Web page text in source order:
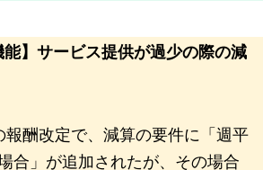
能】サービス提供が過少の際の減
酬改定で、減算の要件に「週平
合」が追加されたが、その場合